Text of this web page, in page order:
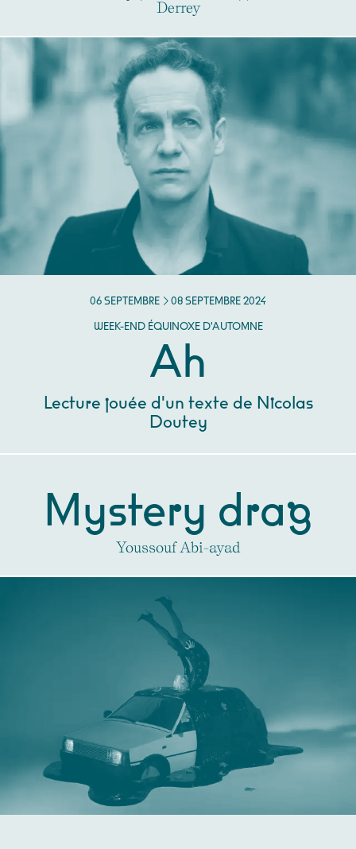
Derrey
DU
06 SEPTEMBRE
SEPTEMBRE AU
08 SEPTEMBRE
SEPTEMBRE 2024
WEEK-END ÉQUINOXE D'AUTOMNE
Ah
Lecture jouée d'un texte de Nicolas
Doutey
Mystery drag
Youssouf Abi-ayad